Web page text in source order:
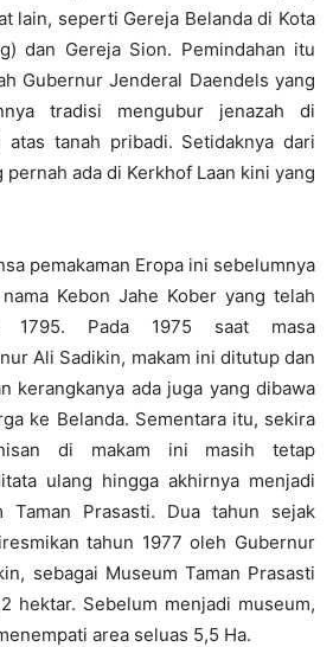
lain, seperti Gereja Belanda di Kota
dan Gereja Sion. Pemindahan itu
Gubernur Jenderal Daendels yang
tradisi mengubur jenazah di
tanah pribadi. Setidaknya dari
ada di Kerkhof Laan kini yang
pemakaman Eropa ini sebelumnya
Kebon Jahe Kober yang telah
1795. Pada 1975 saat masa
Ali Sadikin, makam ini ditutup dan
kerangkanya ada juga yang dibawa
ke Belanda. Sementara itu, sekira
di makam ini masih tetap
ulang hingga akhirnya menjadi
Taman Prasasti. Dua tahun sejak
tahun 1977 oleh Gubernur
sebagai Museum Taman Prasasti
hektar. Sebelum menjadi museum,
area seluas 5,5 Ha.